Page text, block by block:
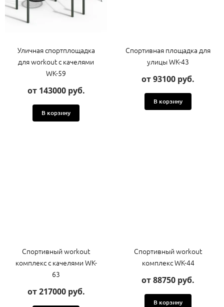
Уличная спортплощадка
для workout с качелями
WK-59
от 143000 руб.
В корзину
Спортивная площадка для
улицы WK-43
от 93100 руб.
В корзину
Спортивный workout
комплекс с качелями WK-
63
от 217000 руб.
Спортивный workout
комплекс WK-44
от 88750 руб.
В корзину